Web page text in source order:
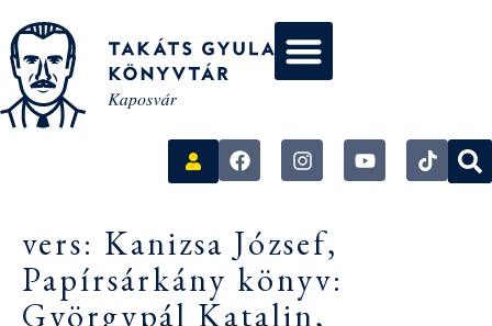
vers: Kanizsa József,
Papírsárkány könyv:
Györgypál Katalin,